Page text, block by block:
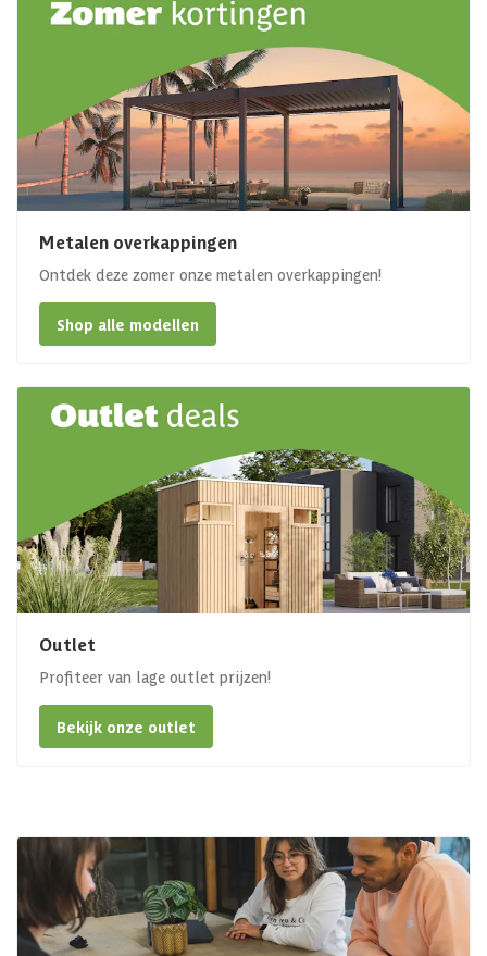
Metalen overkappingen
Ontdek deze zomer onze metalen overkappingen!
Shop alle modellen
Outlet
Profiteer van lage outlet prijzen!
Bekijk onze outlet